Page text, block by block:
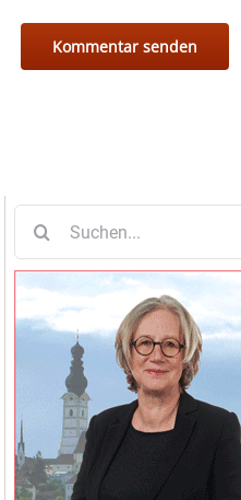
nach: